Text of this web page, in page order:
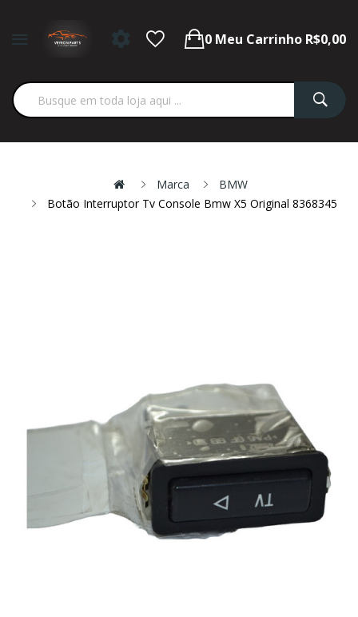
0 Meu Carrinho R$0,00
Marca
BMW
Botão Interruptor Tv Console Bmw X5 Original 8368345